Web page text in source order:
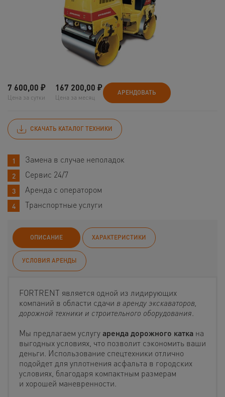
7 600,00 ₽
Цена за сутки
167 200,00 ₽
Цена за месяц
АРЕНДОВАТЬ
СКАЧАТЬ КАТАЛОГ ТЕХНИКИ
Замена в случае неполадок
Сервис 24/7
Аренда с оператором
Транспортные услуги
ОПИСАНИЕ ХАРАКТЕРИСТИКИ
УСЛОВИЯ АРЕНДЫ
FORTRENT является одной из лидирующих
компаний в области сдачи в аренду экскаваторов,
дорожной техники и строительного оборудования
Мы предлагаем услугуаренда дорожного катка на
выгодных условиях, что позволит сэкономить ваши
деньги. Использование спецтехники отлично
подойдет для уплотнения асфальта в городских
условиях, благодаря компактным размерам
и хорошей маневренности.